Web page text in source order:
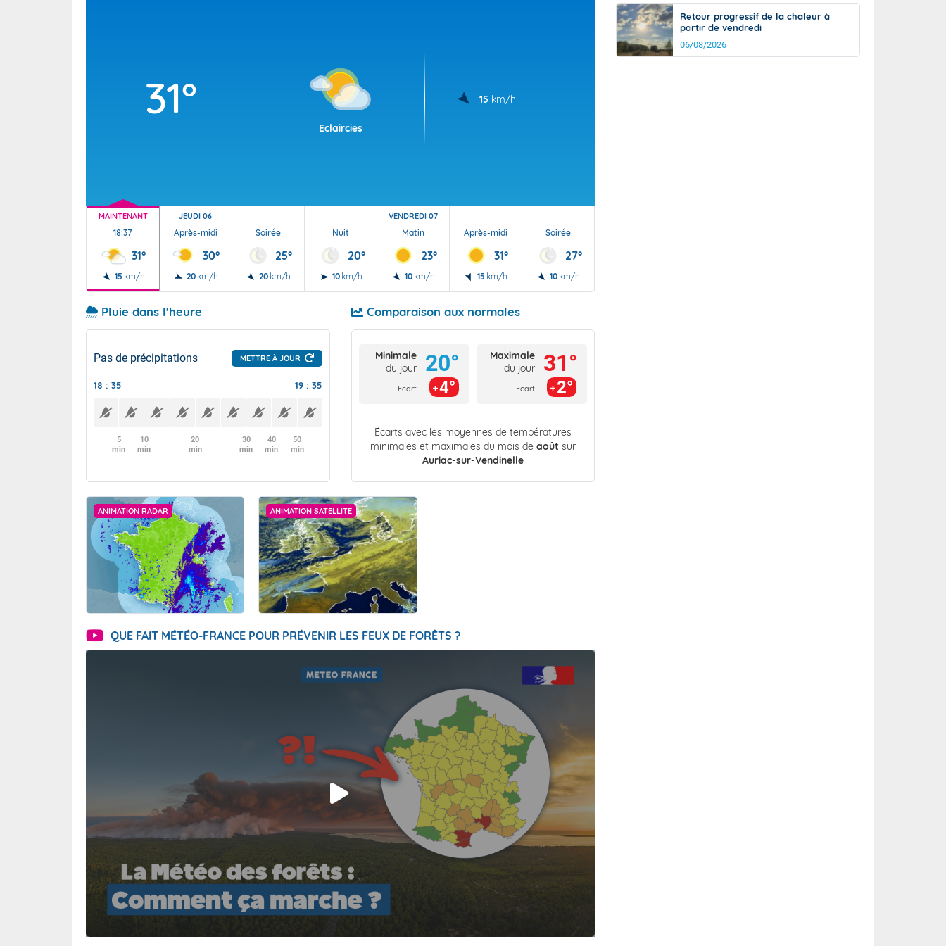
31°
Eclaircies
15 km/h
MAINTENANT
18:37
31°
15 km/h
JEUDI 06
Après-midi
30°
20 km/h
Soirée
25°
20 km/h
Nuit
20°
10 km/h
VENDREDI 07
Matin
23°
10 km/h
Après-midi
31°
15 km/h
Soirée
27°
10 km/h
Pluie dans l'heure
Pas de précipitations METTRE À JOUR
18 : 35 19 : 35
5
min
10
min
20
min
30
min
40
min
50
min
Comparaison aux normales
Minimale
du jour
Ecart
20°
4°
Maximale
du jour
Ecart
31°
2°
Écarts avec les moyennes de températures
minimales et maximales du mois de août sur
Auriac-sur-Vendinelle
ANIMATION RADAR ANIMATION SATELLITE
QUE FAIT MÉTÉO-FRANCE POUR PRÉVENIR LES FEUX DE FORÊTS ?
Retour progressif de la chaleur à
partir de vendredi
06/08/2026